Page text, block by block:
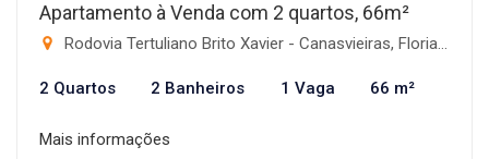
Apartamento à Venda com 2 quartos, 66m²
Rodovia Tertuliano Brito Xavier - Canasvieiras, Florianópolis-SC
2 Quartos 2 Banheiros 1 Vaga 66 m²
Mais informações